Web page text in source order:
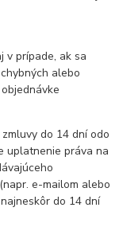
v prípade, ak sa
alebo
do 14 dní odo
uplatnenie práva na
e-mailom alebo
do 14 dní